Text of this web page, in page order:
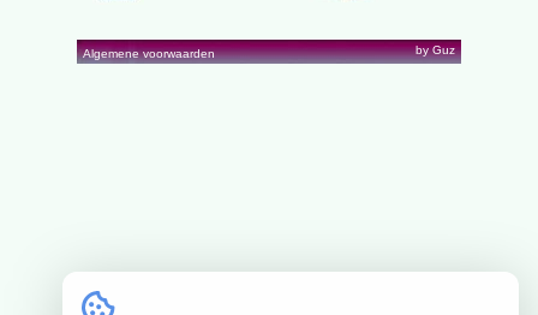
Algemene voorwaarden by Guz